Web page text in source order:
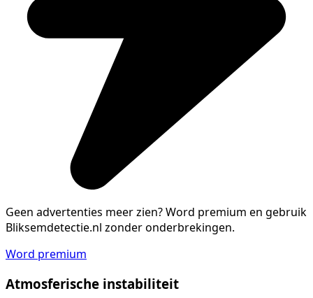
Geen advertenties meer zien?Word premium en gebruik
Bliksemdetectie.nl zonder onderbrekingen.
Word premium
Atmosferische instabiliteit